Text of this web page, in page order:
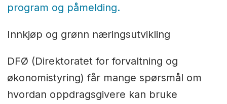
program og påmelding.
Innkjøp og grønn næringsutvikling
DFØ (Direktoratet for forvaltning og
økonomistyring) får mange spørsmål om
hvordan oppdragsgivere kan bruke